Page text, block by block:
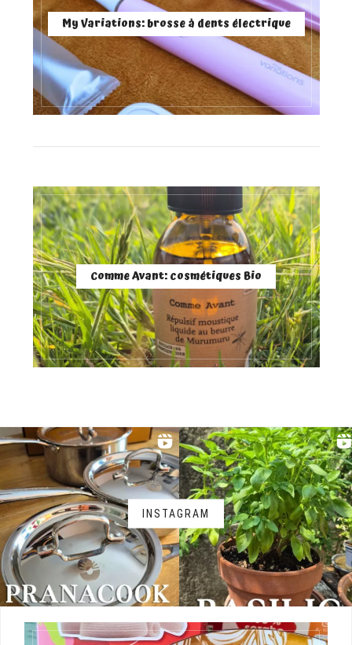
My Variations: brosse à dents électrique
Comme Avant: cosmétiques Bio
INSTAGRAM